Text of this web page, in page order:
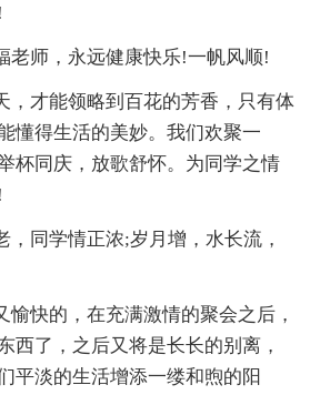
老师，永远健康快乐!一帆风顺!
，才能领略到百花的芳香，只有体
懂得生活的美妙。我们欢聚一
杯同庆，放歌舒怀。为同学之情
，同学情正浓;岁月增，水长流，
愉快的，在充满激情的聚会之后，
西了，之后又将是长长的别离，
平淡的生活增添一缕和煦的阳